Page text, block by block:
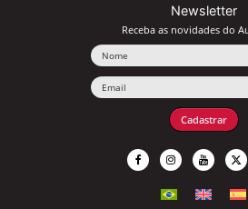
Newsletter
Receba as novidades do
Cadastrar